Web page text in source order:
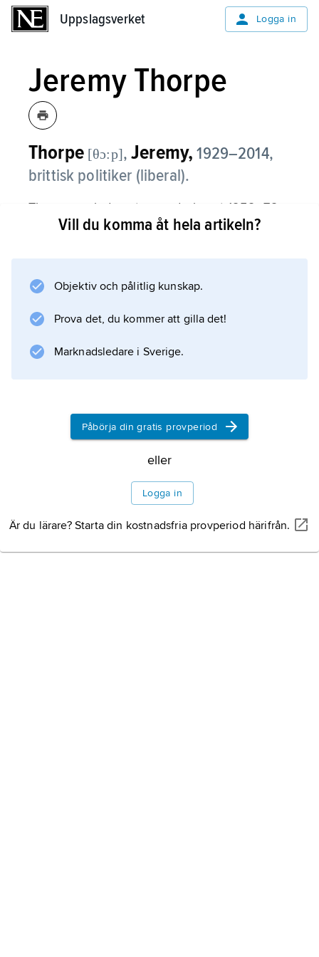
Uppslagsverket Logga in
Jeremy Thorpe
Thorpe [θɔ:p],Jeremy, 1929–2014,
brittisk politiker (liberal).
Thorpe var ledamot av underhuset 1959–79
och ledde från 1967 Liberal Party. Han
mordkomplott mot en man som han påstods
anklagelserna och friades senare i domstol.
Han beskrev dessa händelser, och
Information om artikeln
Vill du komma åt hela artikeln?
Objektiv och pålitlig kunskap.
Prova det, du kommer att gilla det!
Marknadsledare i Sverige.
Påbörja din gratis provperiod
eller
Logga in
Är du lärare? Starta din kostnadsfria provperiod härifrån.